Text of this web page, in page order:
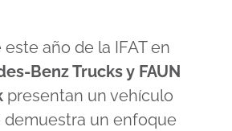
año de la IFAT en
Benz Trucks y FAUN
presentan un vehículo
un enfoque